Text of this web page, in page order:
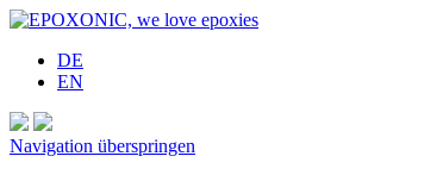
DE
EN
Navigation überspringen